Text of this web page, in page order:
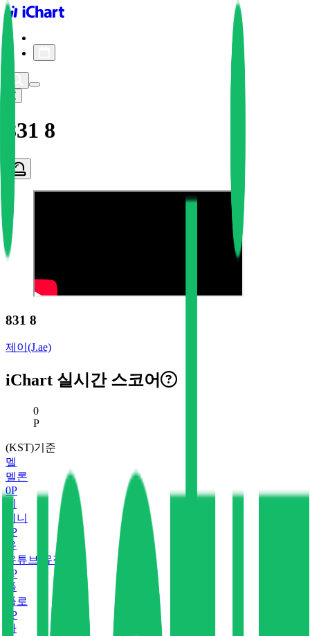
iChart logo
831 8
831 8
제이(J.ae)
iChart 실시간 스코어
현재 스코어
0
P
(KST)기준
멜
멜론
0P
지니
P
유
유튜브 뮤직
P
플
플로
P
바